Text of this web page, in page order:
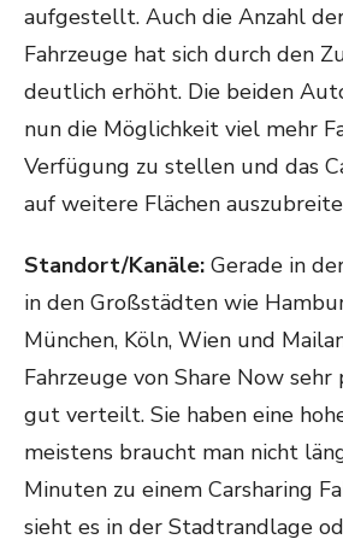
aufgestellt. Auch die Anzahl
Fahrzeuge hat sich durch den
deutlich erhöht. Die beiden
nun die Möglichkeit viel mehr
Verfügung zu stellen und das
auf weitere Flächen
Standort/Kanäle: Gerade in
in den Großstädten wie
München, Köln, Wien und
Fahrzeuge von Share Now
gut verteilt. Sie haben eine
meistens braucht man nicht
Minuten zu einem Carsharing
sieht es in der Stadtrandlage